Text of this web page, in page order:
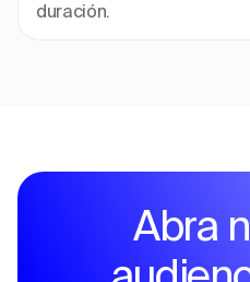
duración.
Abra